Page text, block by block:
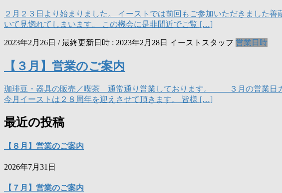
２月２３日より始まりました。 イーストでは前回もご参加いただきました
いて見惚れてしまいます。 この機会に是非間近でご覧 […]
2023年2月26日 / 最終更新日時 : 2023年2月28日 イーストスタッフ 営業日時
【３月】営業のご案内
珈琲豆・器具の販売／喫茶 通常通り営業しております。 ３月の営業日カ
今月イーストは２８周年を迎えさせて頂きます。 皆様 […]
最近の投稿
【８月】営業のご案内
2026年7月31日
【７月】営業のご案内